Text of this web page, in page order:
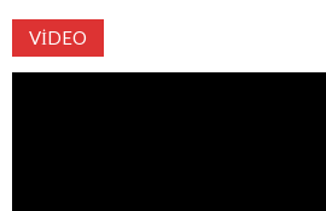
VIDEO